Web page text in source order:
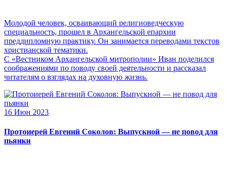
Молодой человек, осваивающий религиоведческую
специальность, прошел в Архангельской епархии
преддипломную практику. Он занимается переводами текстов
христианской тематики.
С «Вестником Архангельской митрополии» Иван поделился
соображениями по поводу своей деятельности и рассказал
читателям о взглядах на духовную жизнь.
16 Июн 2023
Протоиерей Евгений Соколов: Выпускной — не повод для
пьянки